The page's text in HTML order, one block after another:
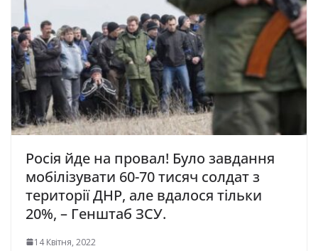
Росія йде на провал! Було завдання
мобілізувати 60-70 тисяч солдат з
території ДНР, але вдалося тільки
20%, – Генштаб ЗСУ.
14 Квітня, 2022